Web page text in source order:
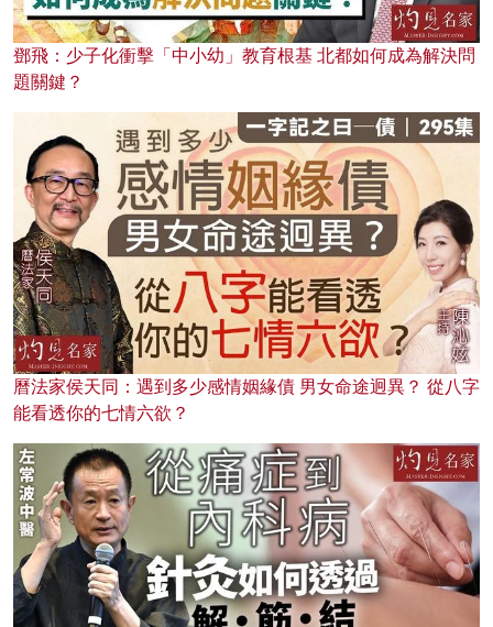
鄧飛：少子化衝擊「中小幼」教育根基 北都如何成為解決問
題關鍵？
曆法家侯天同：遇到多少感情姻緣債 男女命途迥異？ 從八字
能看透你的七情六欲？